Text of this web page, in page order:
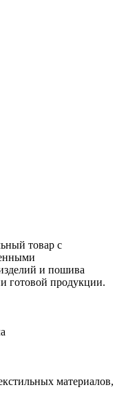
товар с
и пошива
готовой продукции.
материалов,